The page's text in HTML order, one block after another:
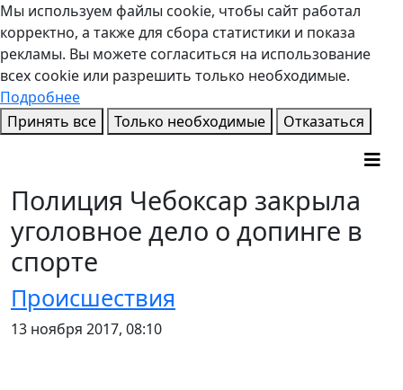
Мы используем файлы cookie, чтобы сайт работал
корректно, а также для сбора статистики и показа
рекламы. Вы можете согласиться на использование
всех cookie или разрешить только необходимые.
Подробнее
Принять все
Только необходимые Отказаться
Полиция Чебоксар закрыла
уголовное дело о допинге в
спорте
Происшествия
13 ноября 2017, 08:10